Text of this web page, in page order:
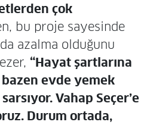
çok
bu proje sayesinde
azalma olduğunu
“Hayat şartlarına
bazen evde yemek
Vahap Seçer’e
Durum ortada,